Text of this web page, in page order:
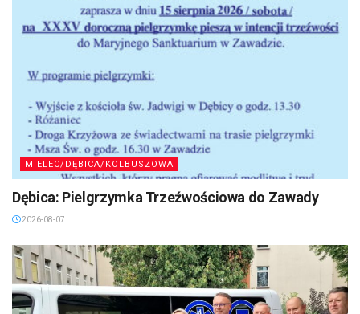
MIELEC/DĘBICA/KOLBUSZOWA
Dębica: Pielgrzymka Trzeźwościowa do Zawady
2026-08-07